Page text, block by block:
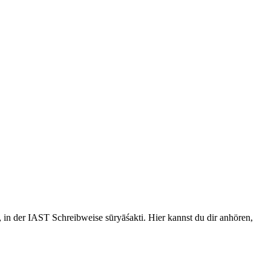
der IAST Schreibweise sūryāśakti. Hier kannst du dir anhören,